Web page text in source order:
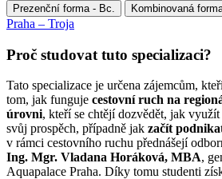
Prezenční forma - Bc. Kombinovaná
Praha – Troja
Proč studovat tuto specializaci?
Tato specializace je určena zájemcům,
tom, jak funguje cestovní ruch na
úrovni, kteří se chtějí dozvědět, jak využít
svůj prospěch, případně jak začít
v rámci cestovního ruchu přednášejí
Ing. Mgr. Vladana Horáková, MBA,
Aquapalace Praha. Díky tomu studenti